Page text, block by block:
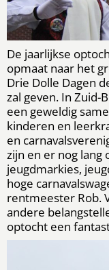
De jaarlijkse
opmaat naar het
Drie Dolle Dagen
zal geven. In Zuid-
een geweldig
kinderen en
en
zijn en er nog lang
jeugdmarkies,
hoge
rentmeester Rob.
andere
optocht een